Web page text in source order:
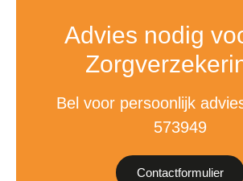
Advies nodig
Bel voor persoonlijk
573949
Contactformulier